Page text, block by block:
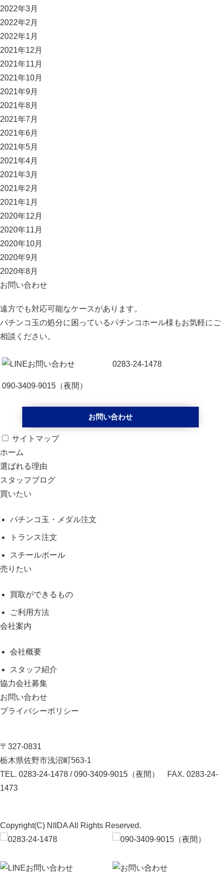
2022年3月
2022年2月
2022年1月
2021年12月
2021年11月
2021年10月
2021年9月
2021年8月
2021年7月
2021年6月
2021年5月
2021年4月
2021年3月
2021年2月
2021年1月
2020年12月
2020年11月
2020年10月
2020年9月
2020年8月
お問い合わせ
遠方でも対応可能なケースがあります。
パチンコ玉の処分に困っているパチンコホール様もお気軽にご
相談ください。
0283-24-1478
090-3409-9015 （夜間）
お問い合わせ
サイトマップ
ホーム
選ばれる理由
スタッフブログ
買いたい
パチンコ玉・メダル注文
トランス注文
スチールボール
売りたい
買取ができるもの
ご利用方法
会社案内
会社概要
スタッフ紹介
協力会社募集
お問い合わせ
プライバシーポリシー
〒327-0831
栃木県佐野市浅沼町563-1
TEL. 0283-24-1478 /090-3409-9015（夜間）
FAX. 0283-24-
1473
Copyright(C) NIIDA All Rights Reserved.